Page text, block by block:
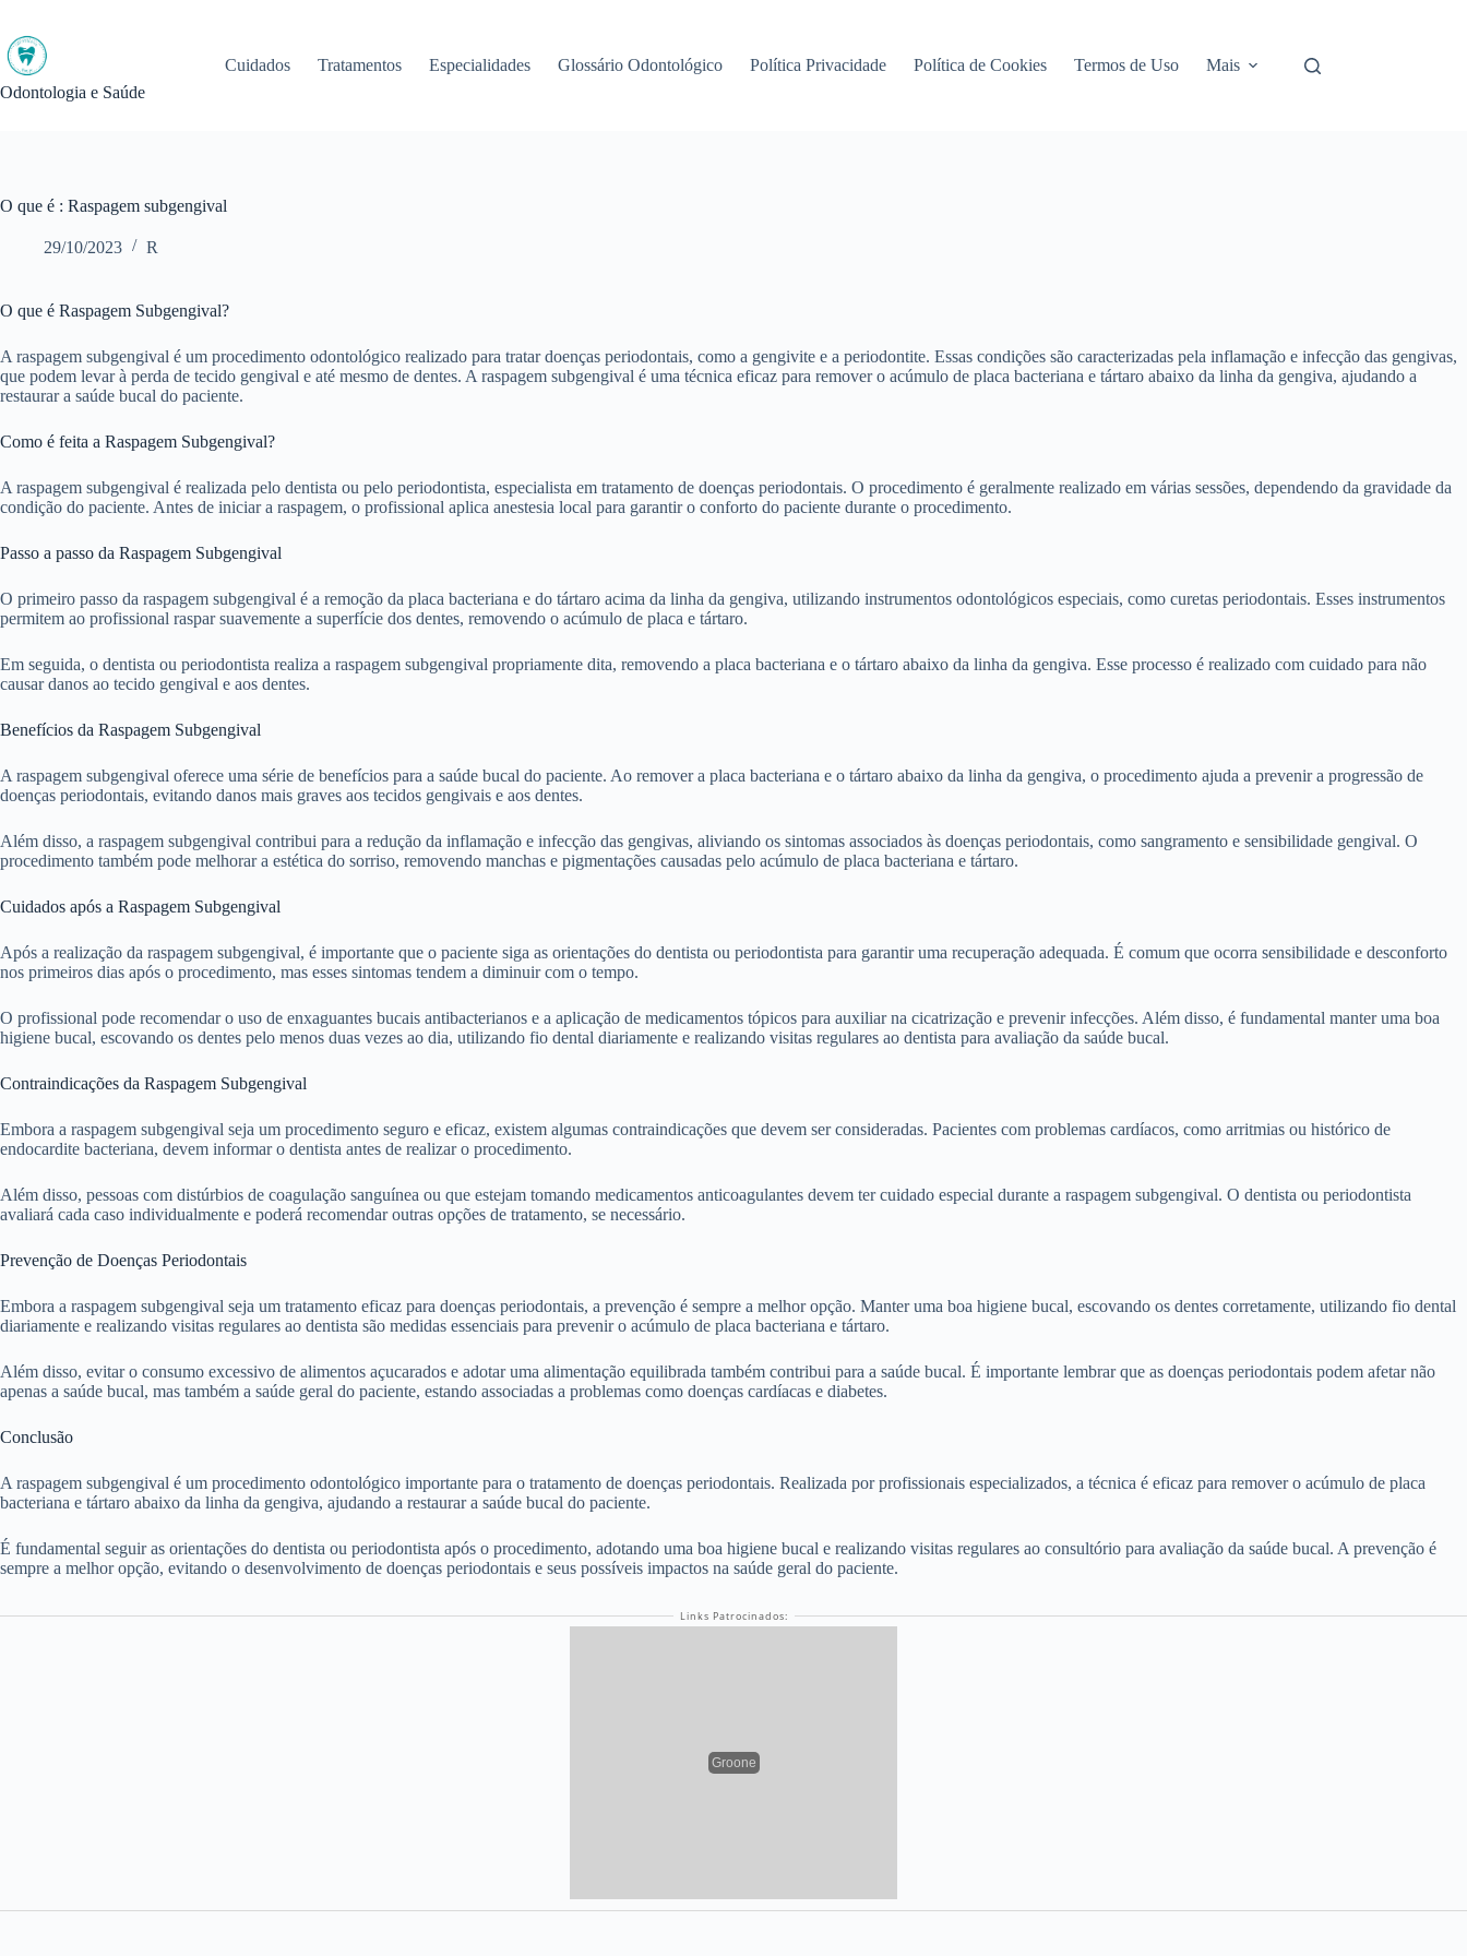
conteúdo
Odontologia e Saúde
Cuidados Tratamentos Especialidades Glossário Odontológico Política Privacidade Política de Cookies Termos de Uso Mais
O que é : Raspagem subgengival
29/10/2023 R
O que é Raspagem Subgengival?
A raspagem subgengival é um procedimento odontológico realizado para tratar doenças periodontais, como a gengivite e a periodontite. Essas condições são caracterizadas pela inflamação e infecção das gengivas,
que podem levar à perda de tecido gengival e até mesmo de dentes. A raspagem subgengival é uma técnica eficaz para remover o acúmulo de placa bacteriana e tártaro abaixo da linha da gengiva, ajudando a
restaurar a saúde bucal do paciente.
Como é feita a Raspagem Subgengival?
A raspagem subgengival é realizada pelo dentista ou pelo periodontista, especialista em tratamento de doenças periodontais. O procedimento é geralmente realizado em várias sessões, dependendo da gravidade da
condição do paciente. Antes de iniciar a raspagem, o profissional aplica anestesia local para garantir o conforto do paciente durante o procedimento.
Passo a passo da Raspagem Subgengival
O primeiro passo da raspagem subgengival é a remoção da placa bacteriana e do tártaro acima da linha da gengiva, utilizando instrumentos odontológicos especiais, como curetas periodontais. Esses instrumentos
permitem ao profissional raspar suavemente a superfície dos dentes, removendo o acúmulo de placa e tártaro.
Em seguida, o dentista ou periodontista realiza a raspagem subgengival propriamente dita, removendo a placa bacteriana e o tártaro abaixo da linha da gengiva. Esse processo é realizado com cuidado para não
causar danos ao tecido gengival e aos dentes.
Benefícios da Raspagem Subgengival
A raspagem subgengival oferece uma série de benefícios para a saúde bucal do paciente. Ao remover a placa bacteriana e o tártaro abaixo da linha da gengiva, o procedimento ajuda a prevenir a progressão de
doenças periodontais, evitando danos mais graves aos tecidos gengivais e aos dentes.
Além disso, a raspagem subgengival contribui para a redução da inflamação e infecção das gengivas, aliviando os sintomas associados às doenças periodontais, como sangramento e sensibilidade gengival. O
procedimento também pode melhorar a estética do sorriso, removendo manchas e pigmentações causadas pelo acúmulo de placa bacteriana e tártaro.
Cuidados após a Raspagem Subgengival
Após a realização da raspagem subgengival, é importante que o paciente siga as orientações do dentista ou periodontista para garantir uma recuperação adequada. É comum que ocorra sensibilidade e desconforto
nos primeiros dias após o procedimento, mas esses sintomas tendem a diminuir com o tempo.
O profissional pode recomendar o uso de enxaguantes bucais antibacterianos e a aplicação de medicamentos tópicos para auxiliar na cicatrização e prevenir infecções. Além disso, é fundamental manter uma boa
higiene bucal, escovando os dentes pelo menos duas vezes ao dia, utilizando fio dental diariamente e realizando visitas regulares ao dentista para avaliação da saúde bucal.
Contraindicações da Raspagem Subgengival
Embora a raspagem subgengival seja um procedimento seguro e eficaz, existem algumas contraindicações que devem ser consideradas. Pacientes com problemas cardíacos, como arritmias ou histórico de
endocardite bacteriana, devem informar o dentista antes de realizar o procedimento.
Além disso, pessoas com distúrbios de coagulação sanguínea ou que estejam tomando medicamentos anticoagulantes devem ter cuidado especial durante a raspagem subgengival. O dentista ou periodontista
avaliará cada caso individualmente e poderá recomendar outras opções de tratamento, se necessário.
Prevenção de Doenças Periodontais
Embora a raspagem subgengival seja um tratamento eficaz para doenças periodontais, a prevenção é sempre a melhor opção. Manter uma boa higiene bucal, escovando os dentes corretamente, utilizando fio dental
diariamente e realizando visitas regulares ao dentista são medidas essenciais para prevenir o acúmulo de placa bacteriana e tártaro.
Além disso, evitar o consumo excessivo de alimentos açucarados e adotar uma alimentação equilibrada também contribui para a saúde bucal. É importante lembrar que as doenças periodontais podem afetar não
apenas a saúde bucal, mas também a saúde geral do paciente, estando associadas a problemas como doenças cardíacas e diabetes.
Conclusão
A raspagem subgengival é um procedimento odontológico importante para o tratamento de doenças periodontais. Realizada por profissionais especializados, a técnica é eficaz para remover o acúmulo de placa
bacteriana e tártaro abaixo da linha da gengiva, ajudando a restaurar a saúde bucal do paciente.
É fundamental seguir as orientações do dentista ou periodontista após o procedimento, adotando uma boa higiene bucal e realizando visitas regulares ao consultório para avaliação da saúde bucal. A prevenção é
sempre a melhor opção, evitando o desenvolvimento de doenças periodontais e seus possíveis impactos na saúde geral do paciente.